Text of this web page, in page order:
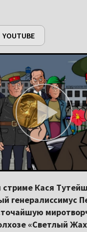
YOUTUBE
стриме Кася
генералиссимус
«Светлый